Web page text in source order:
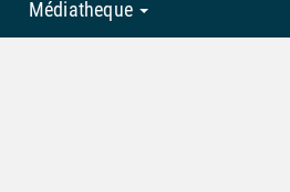
Médiatheque